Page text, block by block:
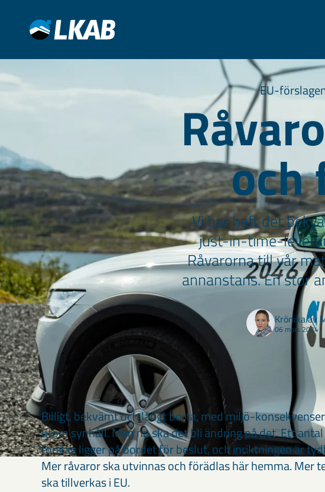
EU-
och
Vi har haft det
just-in-time-
Råvarorna till vår
annanstans. En stor
Krönika av
06 mars 2024
Billigt, bekvämt och långt borta, med miljö-
utom synhåll. Men nu ska det bli ändring på det. Ett
förslag ligger på bordet för beslut, och inriktningen är
Mer råvaror ska utvinnas och förädlas här hemma. Mer
ska tillverkas i EU.